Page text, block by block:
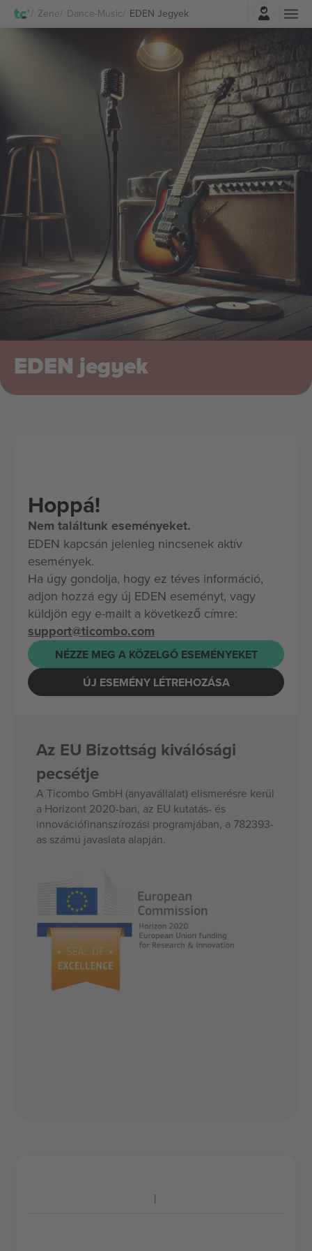
Zene Dance-Music EDEN JegyekBelépés
EDEN jegyek
Hoppá!
Nem találtunk eseményeket.
EDEN kapcsán jelenleg nincsenek aktív
események.
Ha úgy gondolja, hogy ez téves információ,
adjon hozzá egy új EDEN eseményt, vagy
küldjön egy e-mailt a következő címre:
support@ticombo.com
NÉZZE MEG A KÖZELGŐ ESEMÉNYEKET
ÚJ ESEMÉNY LÉTREHOZÁSA
Az EU Bizottság kiválósági
pecsétje
A Ticombo GmbH (anyavállalat) elismerésre kerül
a Horizont 2020-ban, az EU kutatás- és
innovációfinanszírozási programjában, a 782393-
as számú javaslata alapján.